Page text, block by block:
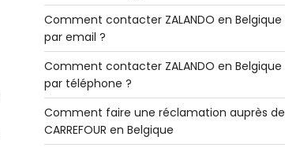
Comment contacter ZALANDO en Belgique
par email ?
Comment contacter ZALANDO en Belgique
par téléphone ?
Comment faire une réclamation auprès de
CARREFOUR en Belgique